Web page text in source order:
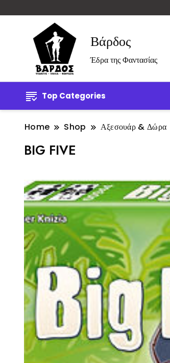
Βάρδος
Έδρα της Φαντασίας
Top Categories
Home Shop Αξεσουάρ & Δώρα
BIG FIVE